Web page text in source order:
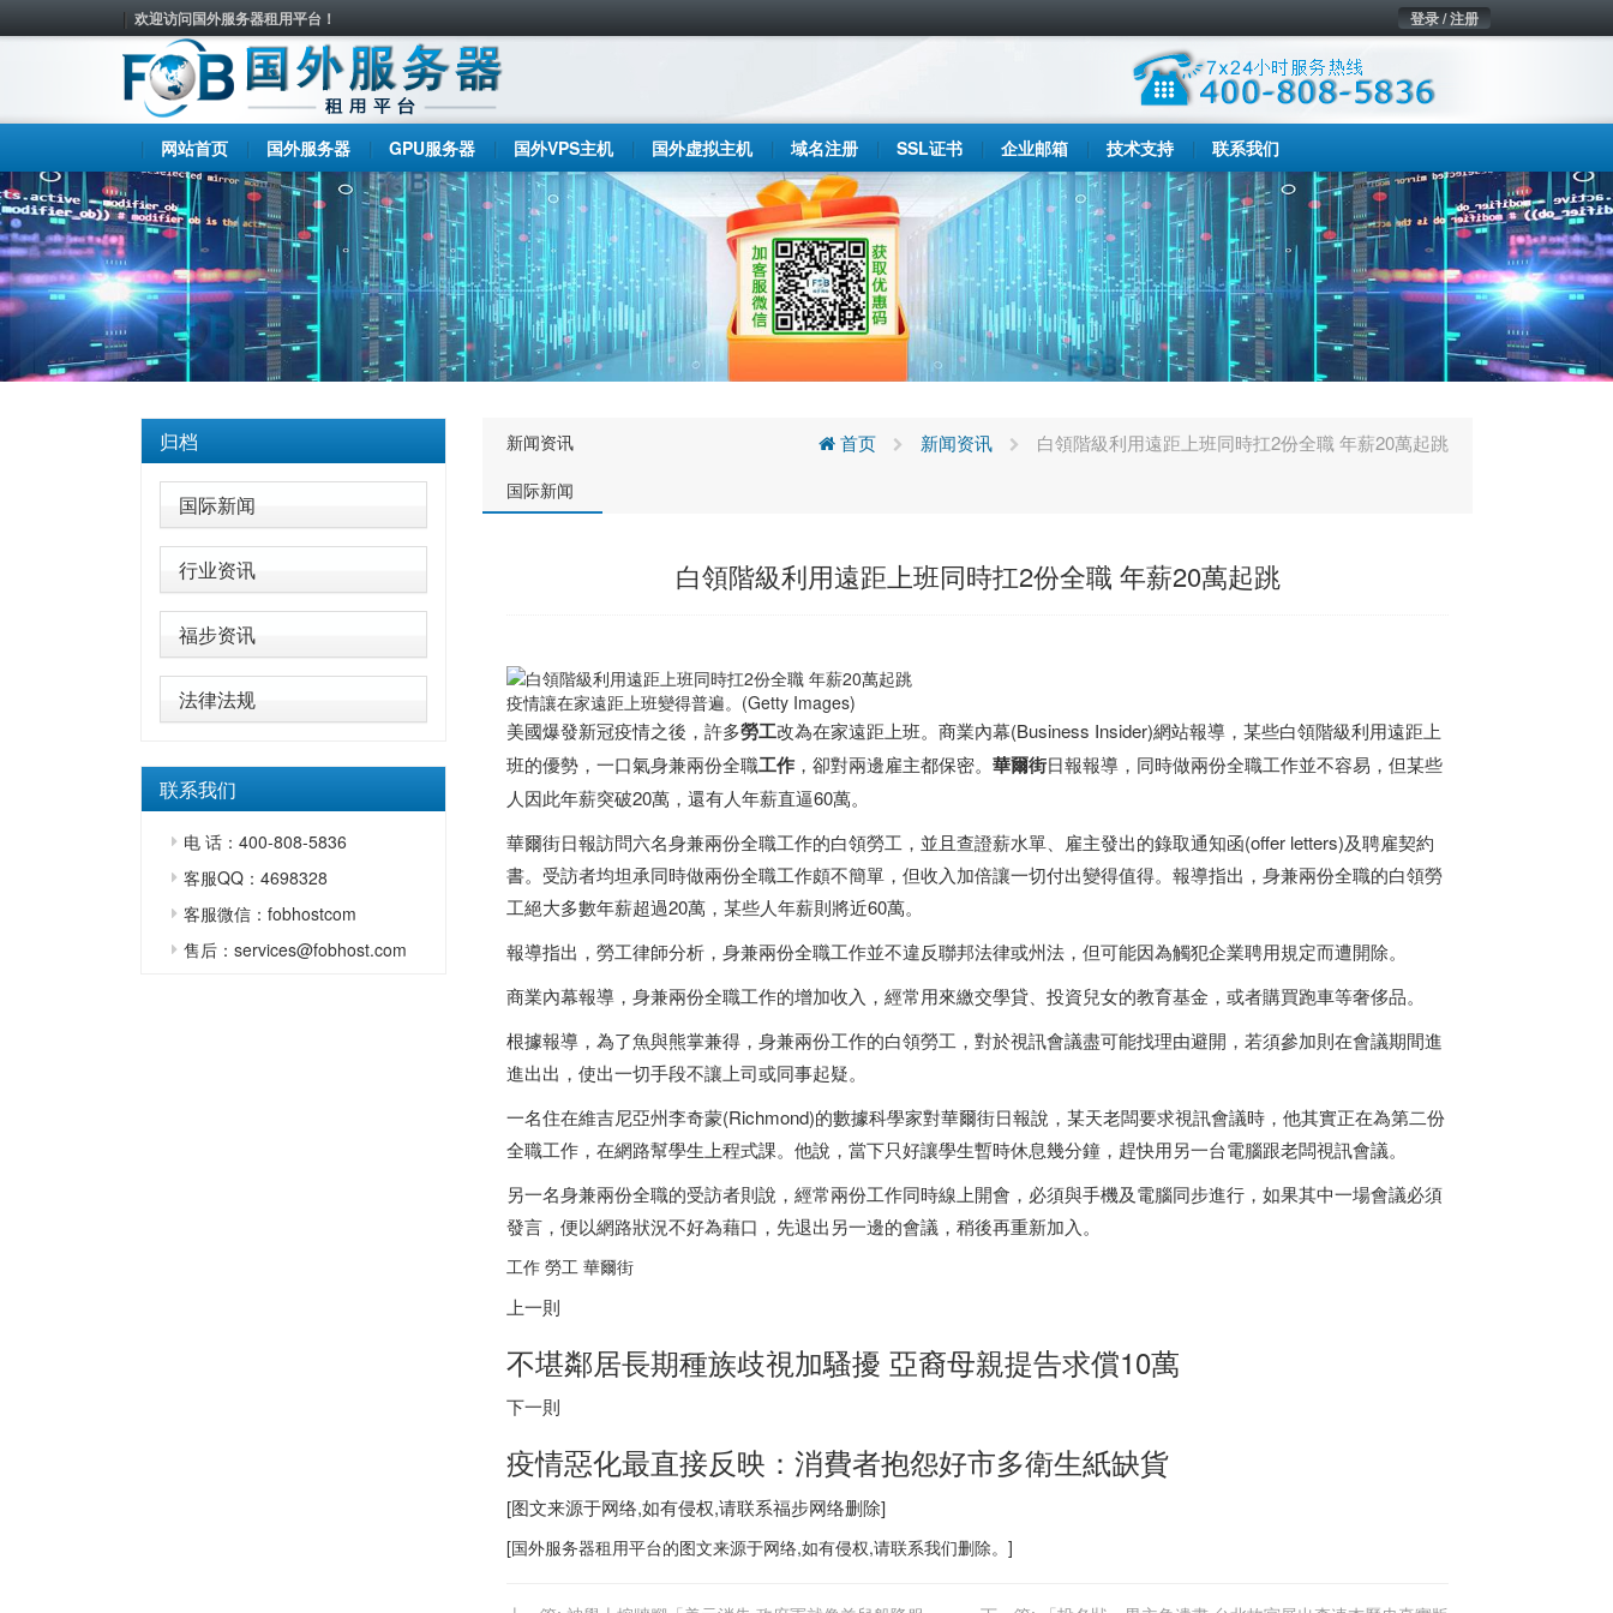
欢迎访问国外服务器租用平台！ 登录 / 注册
网站首页 国外服务器 GPU服务器 国外VPS主机 国外虚拟主机 域名注册 SSL证书 企业邮箱 技术支持 联系我们
归档
国际新闻
行业资讯
福步资讯
法律法规
联系我们
电 话：400-808-5836
客服QQ：4698328
客服微信：fobhostcom
售后：services@fobhost.com
新闻资讯
国际新闻
首页 新闻资讯 白領階級利用遠距上班同時扛2份全職 年薪20萬起跳
白領階級利用遠距上班同時扛2份全職 年薪20萬起跳
疫情讓在家遠距上班變得普遍。(Getty Images)
美國爆發新冠疫情之後，許多勞工改為在家遠距上班。商業內幕(Business Insider)網站報導，某些白領階級利用遠距上
班的優勢，一口氣身兼兩份全職工作 ，卻對兩邊雇主都保密。 華爾街日報報導，同時做兩份全職工作並不容易，但某些
人因此年薪突破20萬，還有人年薪直逼60萬。
華爾街日報訪問六名身兼兩份全職工作的白領勞工，並且查證薪水單、雇主發出的錄取通知函(offer letters)及聘雇契約
書。受訪者均坦承同時做兩份全職工作頗不簡單，但收入加倍讓一切付出變得值得。報導指出，身兼兩份全職的白領勞
工絕大多數年薪超過20萬，某些人年薪則將近60萬。
報導指出，勞工律師分析，身兼兩份全職工作並不違反聯邦法律或州法，但可能因為觸犯企業聘用規定而遭開除。
商業內幕報導，身兼兩份全職工作的增加收入，經常用來繳交學貸、投資兒女的教育基金，或者購買跑車等奢侈品。
根據報導，為了魚與熊掌兼得，身兼兩份工作的白領勞工，對於視訊會議盡可能找理由避開，若須參加則在會議期間進
進出出，使出一切手段不讓上司或同事起疑。
一名住在維吉尼亞州李奇蒙(Richmond)的數據科學家對華爾街日報說，某天老闆要求視訊會議時，他其實正在為第二份
全職工作，在網路幫學生上程式課。他說，當下只好讓學生暫時休息幾分鐘，趕快用另一台電腦跟老闆視訊會議。
另一名身兼兩份全職的受訪者則說，經常兩份工作同時線上開會，必須與手機及電腦同步進行，如果其中一場會議必須
發言，便以網路狀況不好為藉口，先退出另一邊的會議，稍後再重新加入。
工作 勞工 華爾街
上一則
不堪鄰居長期種族歧視加騷擾 亞裔母親提告求償10萬
下一則
疫情惡化最直接反映：消費者抱怨好市多衛生紙缺貨
[图文来源于网络,如有侵权,请联系福步网络删除]
[国外服务器租用平台的图文来源于网络,如有侵权,请联系我们删除。]